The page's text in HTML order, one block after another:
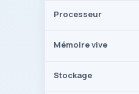
Processeur
Mémoire vive
Stockage